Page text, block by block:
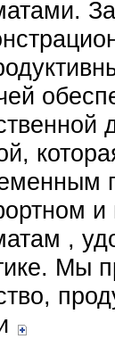
и
,
Мы